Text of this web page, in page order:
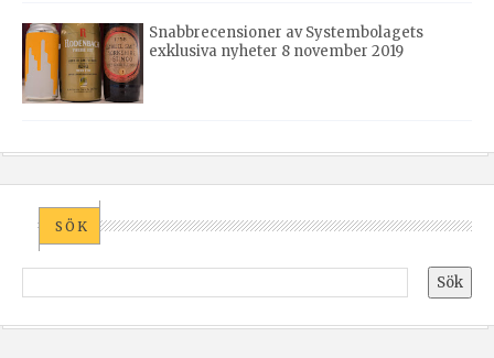
Snabbrecensioner av Systembolagets
exklusiva nyheter 8 november 2019
SÖK